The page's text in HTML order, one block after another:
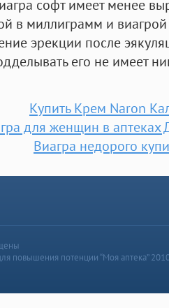
софт имеет менее
в миллиграмм и
эрекции после
его не имеет
Купить Крем Naron
для женщин в аптеках
Виагра недорого
повышения потенции “Моя аптека”